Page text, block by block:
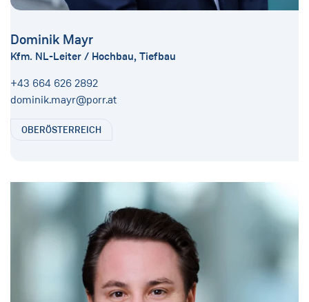
Dominik Mayr
Kfm. NL-Leiter / Hochbau, Tiefbau
+43 664 626 2892
dominik.mayr@porr.at
OBERÖSTERREICH